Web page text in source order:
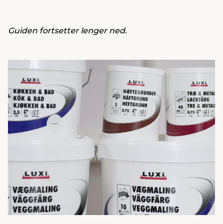
Guiden fortsetter lenger ned.